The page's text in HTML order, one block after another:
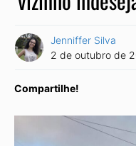
Jenniffer Silva
2 de outubro de
Compartilhe!